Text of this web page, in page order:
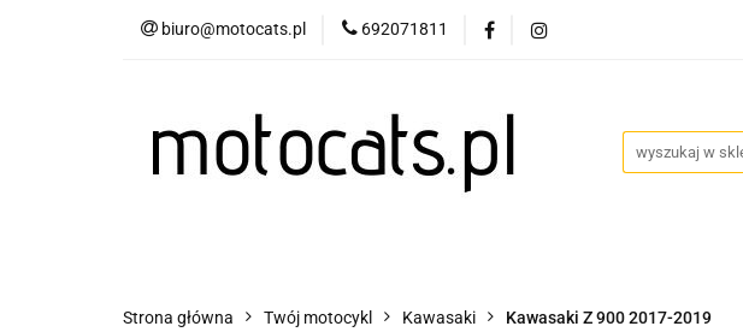
biuro@motocats.pl 692071811
Twój motocykl Akcesoria motocyklowe
Wydechy motocyklowe Odzież
Strona główna Twój motocykl Kawasaki Kawasaki Z 900 2017-2019